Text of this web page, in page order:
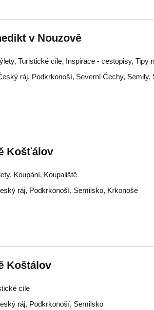
v Nouzově
Turistické cíle, Inspirace - cestopisy, Tipy
ráj, Podkrkonoší, Severní Čechy, Semily,
Košťálov
Koupání, Koupaliště
ráj, Podkrkonoší, Semilsko, Krkonoše
Koštálov
cíle
ráj, Podkrkonoší, Semilsko